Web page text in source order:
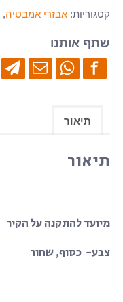
אמבטיה-
כוס
BS-
קטגוריות: אבזרי אמבטיה,
שתף אותנו
תיאור
תיאור
מיועד להתקנה על הקיר
צבע- כסוף, שחור